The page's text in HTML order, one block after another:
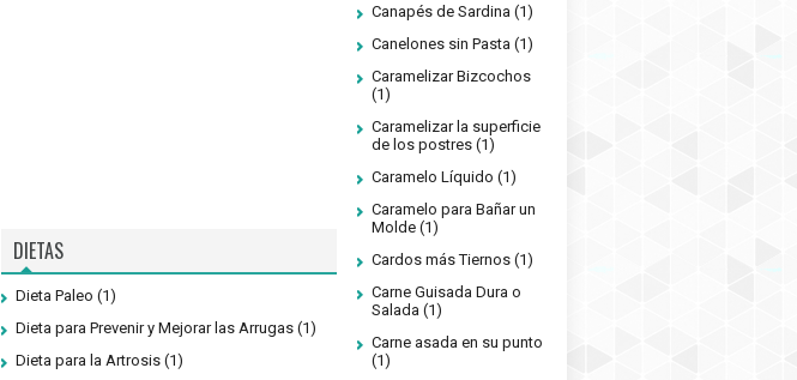
DIETAS
Dieta Paleo (1)
Dieta para Prevenir y Mejorar las Arrugas (1)
Dieta para la Artrosis (1)
Canapés de Sardina (1)
Canelones sin Pasta (1)
Caramelizar Bizcochos
(1)
Caramelizar la superficie
de los postres (1)
Caramelo Líquido (1)
Caramelo para Bañar un
Molde (1)
Cardos más Tiernos (1)
Carne Guisada Dura o
Salada (1)
Carne asada en su punto
(1)